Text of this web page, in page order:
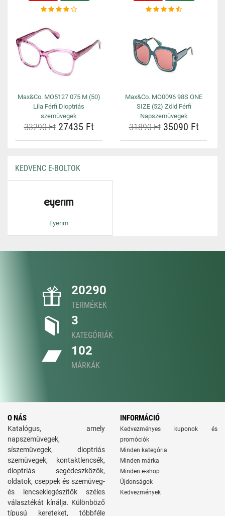
Max&Co. MO5127 075 M (50)
Lila Férfi Dioptriás
szemüvegek
33290 Ft27435 Ft
Max&Co. MO0096 98S ONE
SIZE (52) Zöld Férfi
Napszemüvegek
31890 Ft35090 Ft
KEDVENC E-BOLTOK
Eyerim
20290
TERMÉKEK
3
KATEGÓRIÁK
102
MÁRKÁK
O NÁS
Katalógus, amely
napszemüvegek,
síszemüvegek, dioptriás
szemüvegek, kontaktlencsék,
dioptriás segédeszközök,
oldatok, cseppek és szemüveg-
és lencsekiegészítők széles
választékát kínálja. Különböző
típusú kereteket, többféle
INFORMÁCIÓ
Kedvezményes kuponok és
promóciók
Minden kategória
Minden márka
Minden e-shop
Újdonságok
Kedvezmények